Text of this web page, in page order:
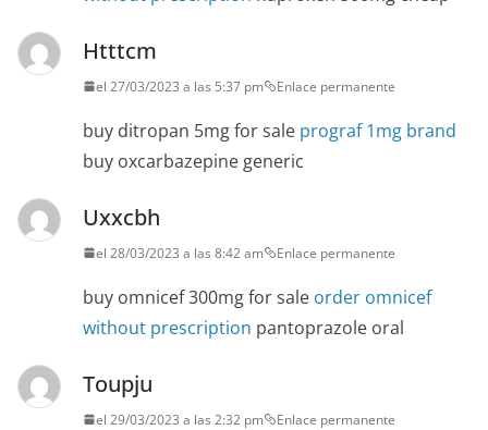
Htttcm
el 27/03/2023 a las 5:37 pm Enlace permanente
buy ditropan 5mg for sale prograf 1mg brand
buy oxcarbazepine generic
Uxxcbh
el 28/03/2023 a las 8:42 am Enlace permanente
buy omnicef 300mg for sale order omnicef
without prescription pantoprazole oral
Toupju
el 29/03/2023 a las 2:32 pm Enlace permanente